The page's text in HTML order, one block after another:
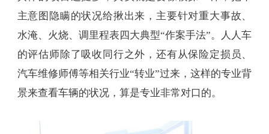
主意图隐瞒的状况给揪出来，主要针对重大事故、
水淹、火烧、调里程表四大典型“作案手法”。人人车
的评估师除了吸收同行之外，还有从保险定损员、
汽车维修师傅等相关行业“转业”过来，这样的专业背
景来查看车辆的状况，算是专业非常对口的。